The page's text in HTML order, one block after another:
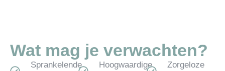
Wat mag je verwachten?
Sprankelende
Hoogwaardige
Zorgeloze